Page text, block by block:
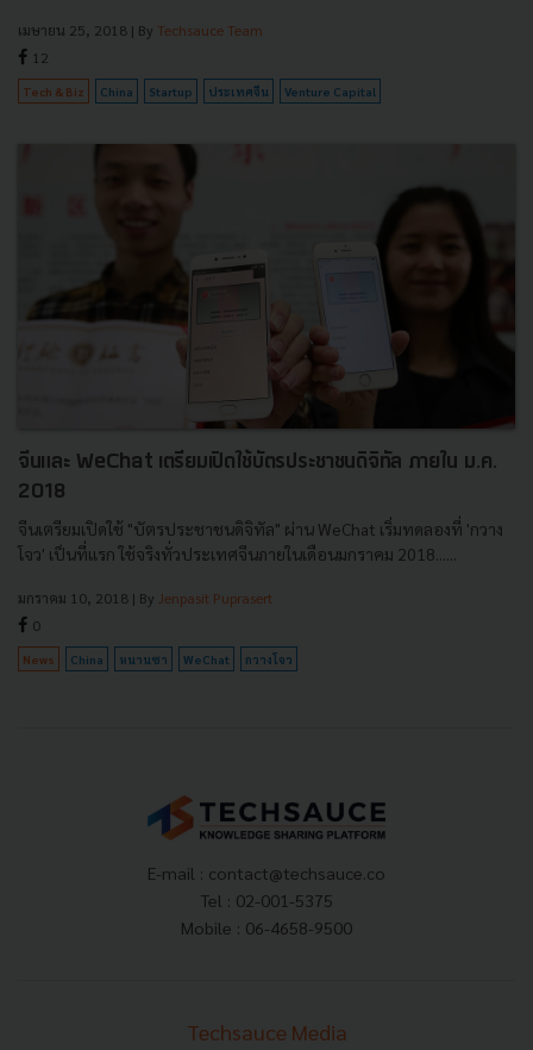
เมษายน 25, 2018 | By Techsauce Team
12
Tech & Biz China Startup ประเทศจีน Venture Capital
จีนและ WeChat เตรียมเปิดใช้บัตรประชาชนดิจิทัล ภายใน ม.ค.
2018
จีนเตรียมเปิดใช้ "บัตรประชาชนดิจิทัล" ผ่าน WeChat เริ่มทดลองที่ 'กวาง
โจว' เป็นที่แรก ใช้จริงทั่วประเทศจีนภายในเดือนมกราคม 2018......
มกราคม 10, 2018 | By Jenpasit Puprasert
0
News China หนานซา WeChat กวางโจว
E-mail : contact@techsauce.co
Tel : 02-001-5375
Mobile : 06-4658-9500
Techsauce Media